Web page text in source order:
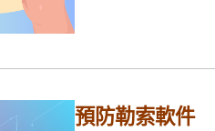
預防勒索軟件